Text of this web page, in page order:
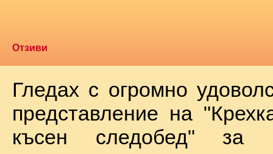
Отзиви
Гледах с огромно
представление на
късен следобед" за